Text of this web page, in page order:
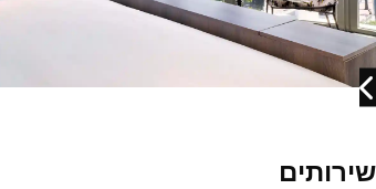
שירותים